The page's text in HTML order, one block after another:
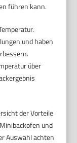
führen kann.
und haben
über
der Vorteile
und
Auswahl achten